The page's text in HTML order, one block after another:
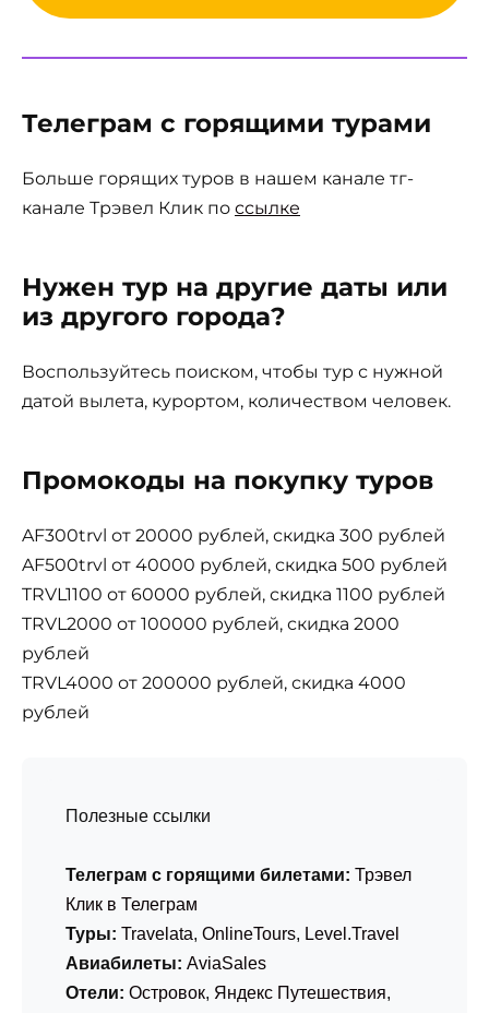
Телеграм с горящими турами
Больше горящих туров в нашем канале тг-
канале Трэвел Клик по ссылке
Нужен тур на другие даты или
из другого города?
Воспользуйтесь поиском, чтобы тур с нужной
датой вылета, курортом, количеством человек.
Промокоды на покупку туров
AF300trvl от 20000 рублей, скидка 300 рублей
AF500trvl от 40000 рублей, скидка 500 рублей
TRVL1100 от 60000 рублей, скидка 1100 рублей
TRVL2000 от 100000 рублей, скидка 2000
рублей
TRVL4000 от 200000 рублей, скидка 4000
рублей
Полезные ссылки
Телеграм с горящими билетами: Трэвел
Клик в Телеграм
Туры: Travelata, OnlineTours, Level.Travel
Авиабилеты: AviaSales
Отели: Островок, Яндекс Путешествия,